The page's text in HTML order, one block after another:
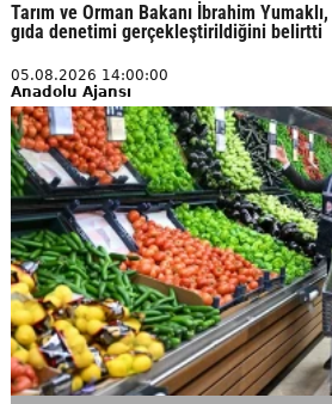
Tarım ve Orman Bakanı İbrahim
gıda denetimi gerçekleştirildiğini belirtti
05.08.2026 14:00:00
Anadolu Ajansı